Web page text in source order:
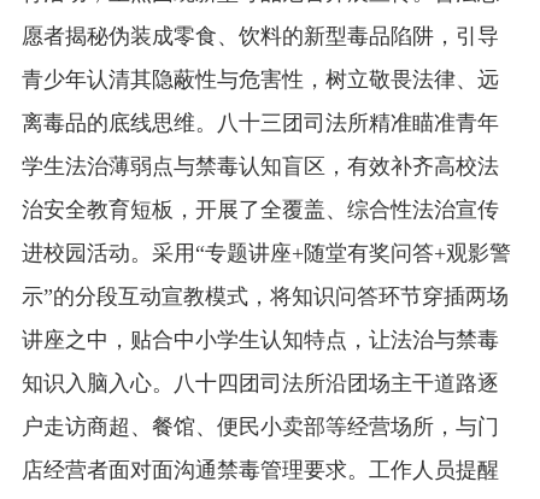
愿者揭秘伪装成零食、饮料的新型毒品陷阱，引导
青少年认清其隐蔽性与危害性，树立敬畏法律、远
离毒品的底线思维。八十三团司法所精准瞄准青年
学生法治薄弱点与禁毒认知盲区，有效补齐高校法
治安全教育短板，开展了全覆盖、综合性法治宣传
进校园活动。采用“专题讲座+随堂有奖问答+观影警
示”的分段互动宣教模式，将知识问答环节穿插两场
讲座之中，贴合中小学生认知特点，让法治与禁毒
知识入脑入心。八十四团司法所沿团场主干道路逐
户走访商超、餐馆、便民小卖部等经营场所，与门
店经营者面对面沟通禁毒管理要求。工作人员提醒